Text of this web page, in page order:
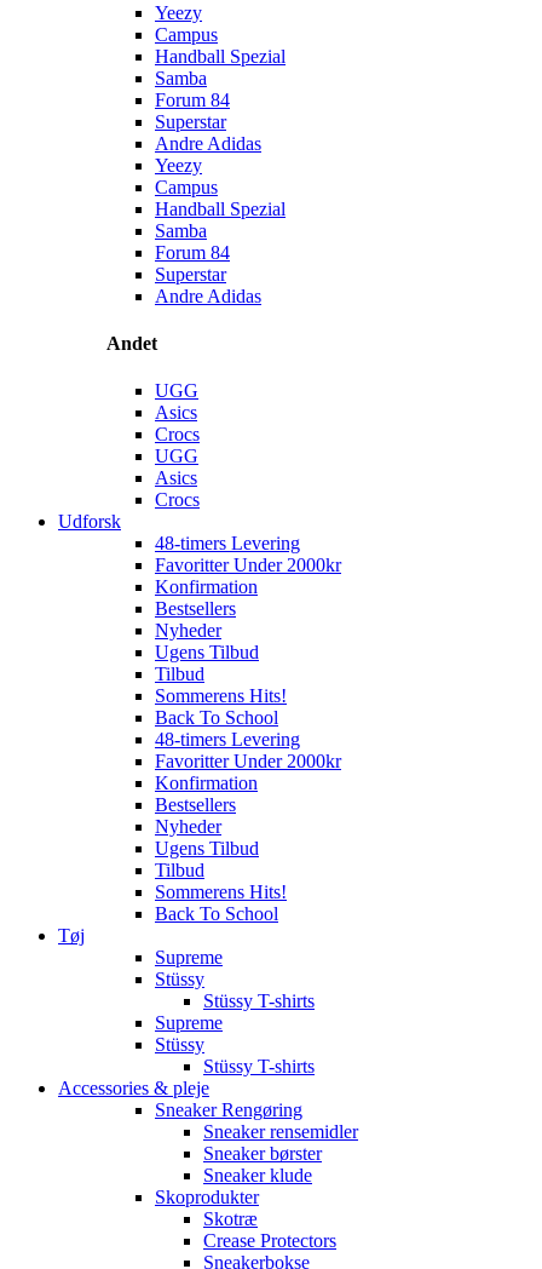
Yeezy
Campus
Handball Spezial
Samba
Forum 84
Superstar
Andre Adidas
Yeezy
Campus
Handball Spezial
Samba
Forum 84
Superstar
Andre Adidas
Andet
UGG
Asics
Crocs
UGG
Asics
Crocs
Udforsk
48-timers Levering
Favoritter Under 2000kr
Konfirmation
Bestsellers
Nyheder
Ugens Tilbud
Tilbud
Sommerens Hits!
Back To School
48-timers Levering
Favoritter Under 2000kr
Konfirmation
Bestsellers
Nyheder
Ugens Tilbud
Tilbud
Sommerens Hits!
Back To School
Tøj
Supreme
Stüssy
Stüssy T-shirts
Supreme
Stüssy
Stüssy T-shirts
Accessories & pleje
Sneaker Rengøring
Sneaker rensemidler
Sneaker børster
Sneaker klude
Skoprodukter
Skotræ
Crease Protectors
Sneakerbokse